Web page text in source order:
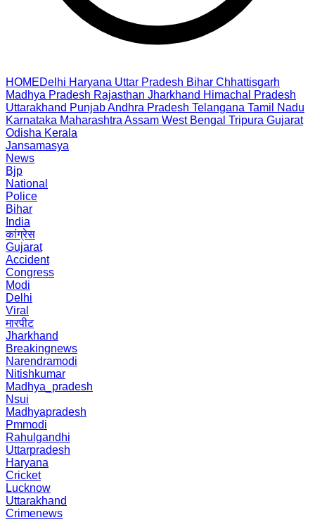
HOMEDelhi Haryana Uttar Pradesh Bihar Chhattisgarh
Madhya Pradesh Rajasthan Jharkhand Himachal Pradesh
Uttarakhand PunjabAndhra Pradesh Telangana Tamil Nadu
Karnataka Maharashtra Assam West Bengal Tripura Gujarat
Odisha Kerala
Jansamasya
News
Bjp
National
Police
Bihar
India
कांग्रेस
Gujarat
Accident
Congress
Modi
Delhi
Viral
मारपीट
Jharkhand
Breakingnews
Narendramodi
Nitishkumar
Madhya_pradesh
Nsui
Madhyapradesh
Pmmodi
Rahulgandhi
Uttarpradesh
Haryana
Cricket
Lucknow
Uttarakhand
Crimenews